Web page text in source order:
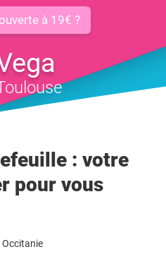
à 19€ ?
: votre
pour vous
Occitanie